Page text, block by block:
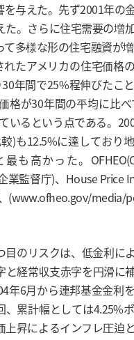
与えた。先ず2001年の
。さらに住宅需要の増
多様な形の住宅融資が
たアメリカの住宅価格の
年間で25%程伸びたこ
格が30年間の平均に比
いるという点である。
)も12.5%に達しており
も高かった。
業監督庁)、House Price
(www.ofheo.gov/media/
のリスクは、低金利に
経常収支赤字を円滑に
年6月から連邦基金金利
累計幅としては4.25%
昇によるインフレ圧迫